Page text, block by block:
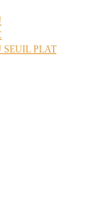
SEUIL PLAT